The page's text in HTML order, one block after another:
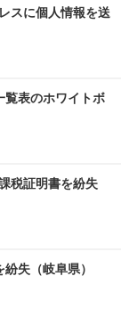
スに個人情報を送
覧表のホワイトボ
税証明書を紛失
失（岐阜県）